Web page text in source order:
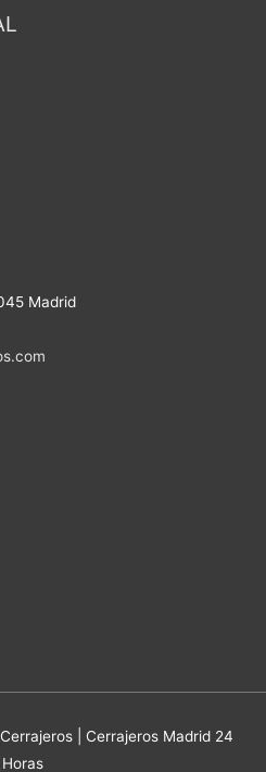
Madrid
| Cerrajeros Madrid 24
Horas